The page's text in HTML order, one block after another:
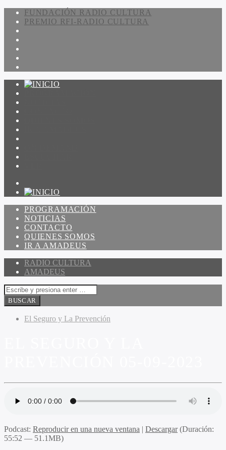
FUNDACIÓN RADIO CULTURA
PREMIO RFI-RADIO CULTURA
PROGRAMACIÓN
NOTICIAS
CONTACTO
QUIENES SOMOS
IR A AMADEUS
RADIO CULTURA
AMADEUS
El Seguro y La Prevención
Podcast: Reproducir en una nueva ventana | Descargar(Duración:
55:52 — 51.1MB)